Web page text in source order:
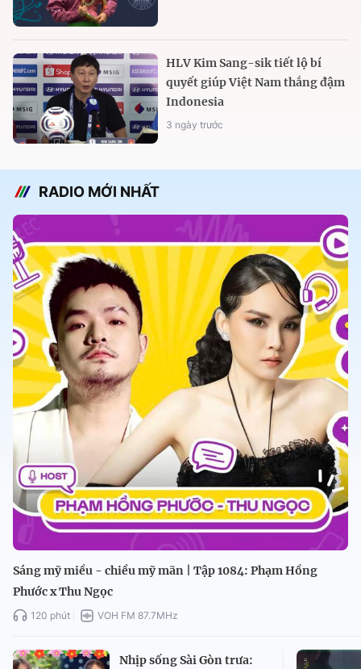
HLV Kim Sang-sik tiết lộ bí
quyết giúp Việt Nam thắng đậm
Indonesia
3 ngày trước
RADIO MỚI NHẤT
Sáng mỹ miều - chiều mỹ mãn | Tập 1084: Phạm Hồng
Phước x Thu Ngọc
120 phút VOH FM 87.7MHz
Nhịp sống Sài Gòn trưa: